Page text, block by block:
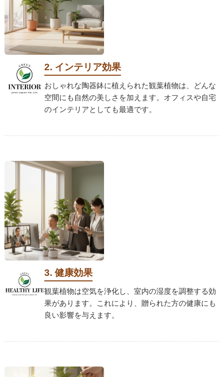
2. インテリア効果
おしゃれな陶器鉢に植えられた観葉植物は、どんな
空間にも自然の美しさを加えます。オフィスや自宅
のインテリアとしても最適です。
3. 健康効果
観葉植物は空気を浄化し、室内の湿度を調整する効
果があります。これにより、贈られた方の健康にも
良い影響を与えます。